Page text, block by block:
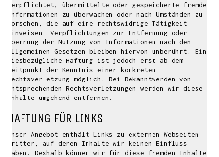
verpflichtet, übermittelte oder gespeicherte fremde
Informationen zu überwachen oder nach Umständen zu
forschen, die auf eine rechtswidrige Tätigkeit
hinweisen. Verpflichtungen zur Entfernung oder
Sperrung der Nutzung von Informationen nach den
allgemeinen Gesetzen bleiben hiervon unberührt. Eine
diesbezügliche Haftung ist jedoch erst ab dem
Zeitpunkt der Kenntnis einer konkreten
Rechtsverletzung möglich. Bei Bekanntwerden von
entsprechenden Rechtsverletzungen werden wir diese
Inhalte umgehend entfernen.
HAFTUNG FÜR LINKS
Unser Angebot enthält Links zu externen Webseiten
Dritter, auf deren Inhalte wir keinen Einfluss
haben. Deshalb können wir für diese fremden Inhalte